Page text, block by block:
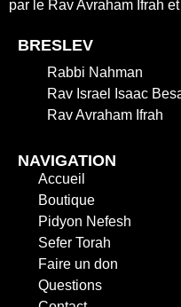
par le Rav Avraham Ifrah
BRESLEV
Rabbi Nahman
Rav Israel Isaac
Rav Avraham Ifrah
NAVIGATION
Accueil
Boutique
Pidyon Nefesh
Sefer Torah
Faire un don
Questions